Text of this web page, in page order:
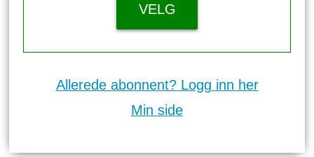
VELG
Allerede abonnent? Logg inn her
Min side